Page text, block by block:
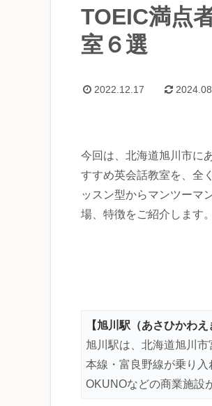
TOEIC満点
室６選
2022.12.17
今回は、北海道旭川市に
すすめ英会話教室を、全
ッスン型からマンツーマ
場、特徴をご紹介します。
【旭川駅（あさひかわえ
旭川駅は、北海道旭川
本線・富良野線が乗り入
OKUNOなどの商業施設